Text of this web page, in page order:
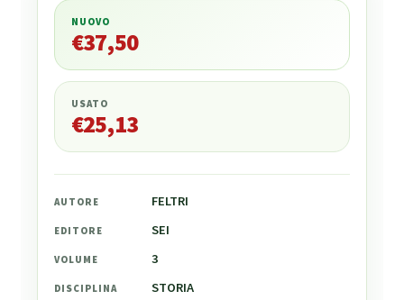
37,50
NUOVO
€37,50
USATO
€25,13
AUTORE FELTRI
EDITORE SEI
VOLUME 3
DISCIPLINA STORIA